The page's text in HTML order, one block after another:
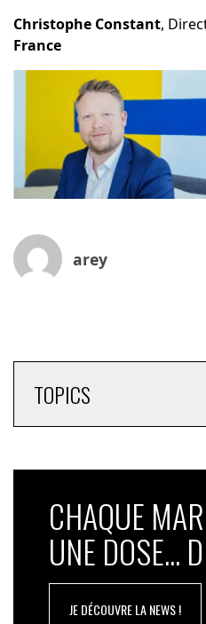
Christophe Constant,
France
arey
TOPICS
CHAQUE
UNE DOSE...
JE DÉCOUVRE LA NEWS !